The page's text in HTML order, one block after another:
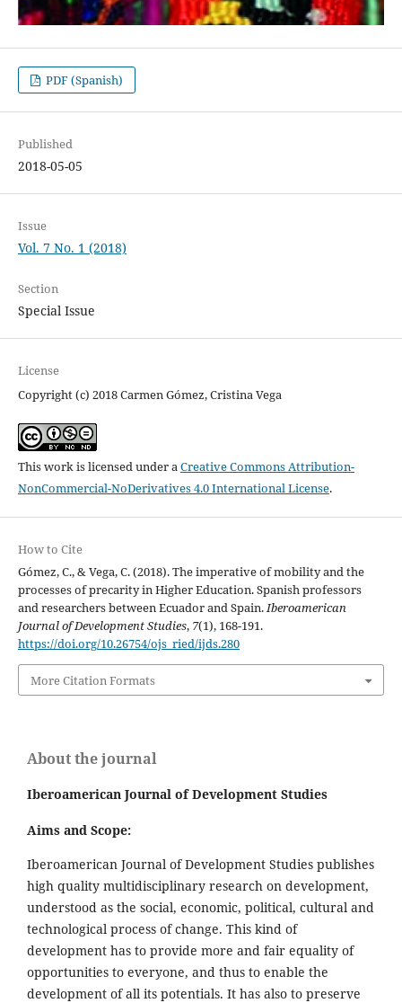
PDF (Spanish)
Published
2018-05-05
Issue
Vol. 7 No. 1 (2018)
Section
Special Issue
License
Copyright (c) 2018 Carmen Gómez, Cristina Vega
This work is licensed under aCreative Commons Attribution-
NonCommercial-NoDerivatives 4.0 International License.
How to Cite
Gómez, C., & Vega, C. (2018). The imperative of mobility and the
processes of precarity in Higher Education. Spanish professors
and researchers between Ecuador and Spain.Iberoamerican
Journal of Development Studies, 7(1), 168-191.
https://doi.org/10.26754/ojs_ried/ijds.280
More Citation Formats
About the journal
Iberoamerican Journal of Development Studies
Aims and Scope:
Iberoamerican Journal of Development Studies publishes
high quality multidisciplinary research on development,
understood as the social, economic, political, cultural and
technological process of change. This kind of
development has to provide more and fair equality of
opportunities to everyone, and thus to enable the
development of all its potentials. It has also to preserve